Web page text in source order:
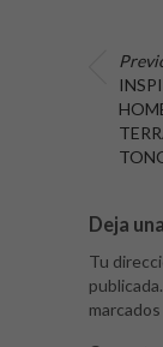
Deja
Tu
publicada.